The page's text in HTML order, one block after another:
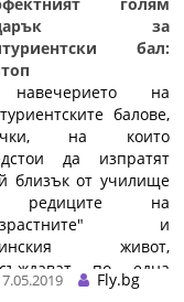
за
бал:
на
балове,
на които
да изпратят
близък от училище
на
и
живот,
по една
какво да подаря ...
Fly.bg